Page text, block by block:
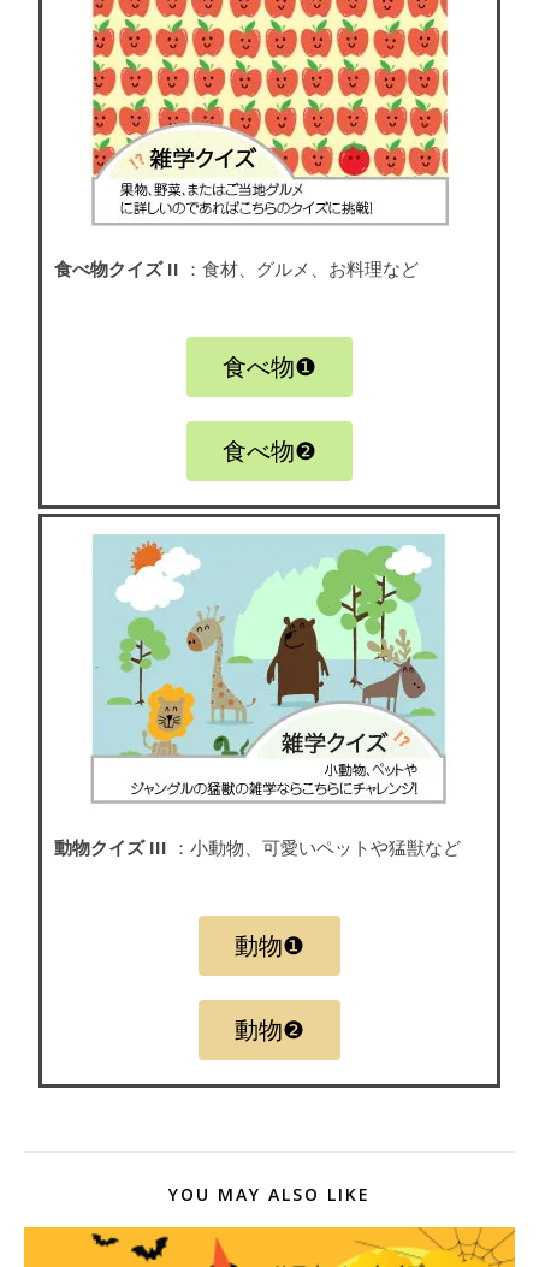
食べ物クイズ II ：食材、グルメ、お料理など
食べ物❶
食べ物❷
動物クイズ III ：小動物、可愛いペットや猛獣など
動物❶
動物❷
YOU MAY ALSO LIKE